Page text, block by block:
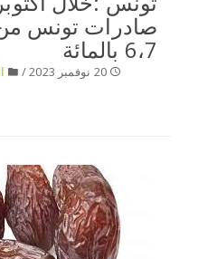
صادرات تونس من
6،7 بالمائة
20 نوفمبر 2023 /